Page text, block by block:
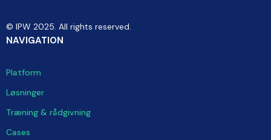
© IPW 2025. All rights reserved.
NAVIGATION
Platform
Løsninger
Træning & rådgivning
Cases